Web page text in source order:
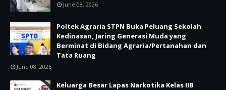
June 08, 2026
Poltek Agraria STPN Buka Peluang Sekolah
Kedinasan, Jaring Generasi Muda yang
Berminat di Bidang Agraria/Pertanahan dan
Tata Ruang
June 08, 2026
Keluarga Besar Lapas Narkotika Kelas IIB